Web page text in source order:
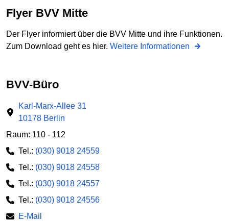
Flyer BVV Mitte
Der Flyer informiert über die BVV Mitte und ihre Funktionen.
Zum Download geht es hier. Weitere Informationen
BVV-Büro
Karl-Marx-Allee 31
10178 Berlin
Raum: 110 - 112
Tel.: (030) 9018 24559
Tel.: (030) 9018 24558
Tel.: (030) 9018 24557
Tel.: (030) 9018 24556
E-Mail